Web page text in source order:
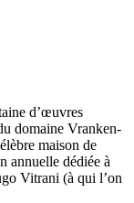
d’œuvres
domaine Vranken-
maison de
annuelle dédiée à
Vitrani (à qui l’on